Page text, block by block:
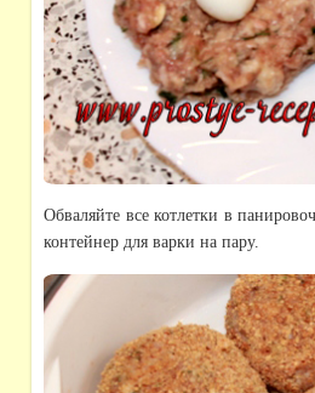
Обваляйте все котлетки в
контейнер для варки на пару.